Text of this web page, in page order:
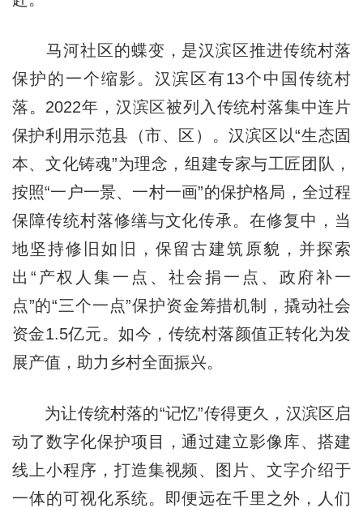
马河社区的蝶变，是汉滨区推进传统村落
保护的一个缩影。汉滨区有13个中国传统村
落。2022年，汉滨区被列入传统村落集中连片
保护利用示范县（市、区）。汉滨区以“生态固
本、文化铸魂”为理念，组建专家与工匠团队，
按照“一户一景、一村一画”的保护格局，全过程
保障传统村落修缮与文化传承。在修复中，当
地坚持修旧如旧，保留古建筑原貌，并探索
出“产权人集一点、社会捐一点、政府补一
点”的“三个一点”保护资金筹措机制，撬动社会
资金1.5亿元。如今，传统村落颜值正转化为发
展产值，助力乡村全面振兴。
为让传统村落的“记忆”传得更久，汉滨区启
动了数字化保护项目，通过建立影像库、搭建
线上小程序，打造集视频、图片、文字介绍于
一体的可视化系统。即便远在千里之外，人们